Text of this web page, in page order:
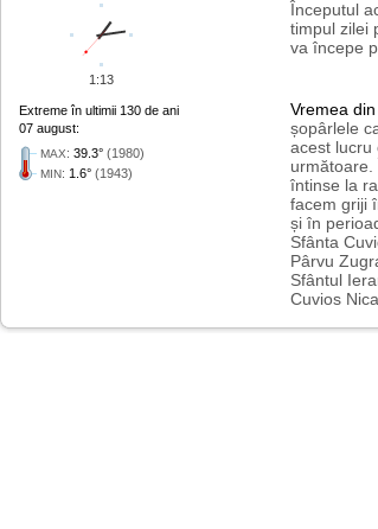
Începutul
timpul zilei
va începe
Extreme în ultimii 130 de ani
07 august:
MAX: 39.3° (1980)
MIN: 1.6° (1943)
Vremea
șopârlele
acest lucru
întinse la
facem griji
și în
Sfânta
Pârvu
Sfântul
Cuvios
1:13